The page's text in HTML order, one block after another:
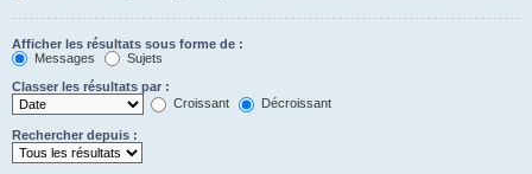
Afficher les résultats sous forme de :
Messages
Sujets
Classer les résultats par :
Croissant
Décroissant
Rechercher depuis :